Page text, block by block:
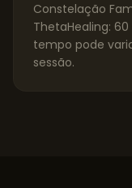
Constelação
ThetaHealing:
tempo pode
sessão.